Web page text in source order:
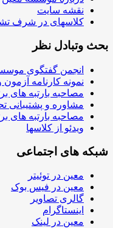
نقشه سایت
کلاسهای در شرف
بحث وتبادل نظر
انجمن گفتگوی
نمونه کارنامه
مصاحبه بارتبه های
مشاوره و
مصاحبه بارتبه های
ویدئو از کلاسها
شبکه های اجتماعی
معین در توئیتر
معین در فیس بوک
گالری تصاویر
اینستاگرام
معین در لینک